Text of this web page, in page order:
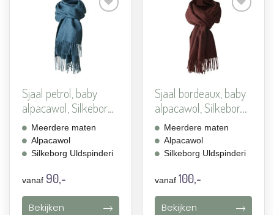
verlanglijst
toevoegen
Sjaal petrol, baby
alpacawol, Silkeborg
... Meerdere maten
Alpacawol
Silkeborg Uldspinderi
vanaf 90,-
Bekijken
toevoegen
Sjaal bordeaux, baby
alpacawol, Silkebor...
Meerdere maten
Alpacawol
Silkeborg Uldspinderi
vanaf 100,-
Bekijken